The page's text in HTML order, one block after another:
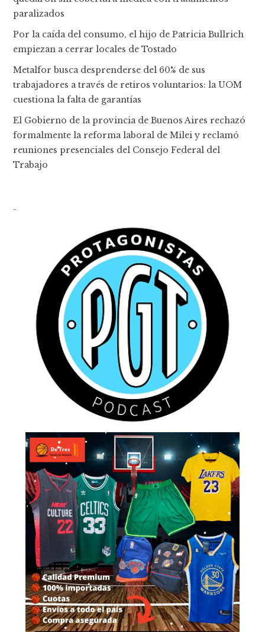
paralizados
Por la caída del consumo, el hijo de Patricia Bullrich
empiezan a cerrar locales de Tostado
Metalfor busca desprenderse del 60% de sus
trabajadores a través de retiros voluntarios: la UOM
cuestiona la falta de garantías
El Gobierno de la provincia de Buenos Aires rechazó
formalmente la reforma laboral de Milei y reclamó
reuniones presenciales del Consejo Federal del
Trabajo
-